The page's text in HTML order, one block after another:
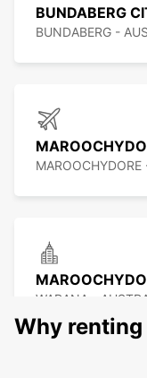
BUNDABERG
BUNDABERG -
WARANA -
Why